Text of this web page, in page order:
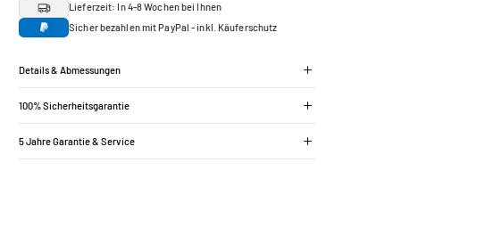
Lieferzeit: In 4-8 Wochen bei Ihnen
Sicher bezahlen mit PayPal - inkl. Käuferschutz
Details & Abmessungen
100% Sicherheitsgarantie
5 Jahre Garantie & Service